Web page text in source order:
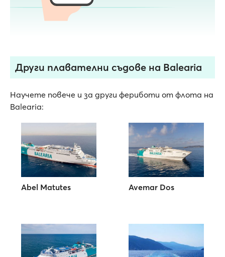
Други плавателни съдове на Balearia
Научете повече и за други фериботи от флота на
Balearia:
Abel Matutes Avemar Dos